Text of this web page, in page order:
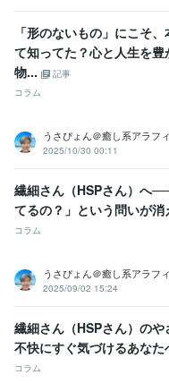
どんな時? ■【男性心理】
すのか？
■【男性心理】な
か？
■【男性心理】なぜ、
か?
■【男性心理】男の浮
【男性心理】男には2種類の
ぜ、男はすぐに女のやさし
資格・検定
上級心理カウンセラー
メンタル心理カウンセラー
普通自動車第一種運転免許
ビジネス・クリエイティ
WordPress:15年
その他ツール
☆人の話を親身に聞き、共感
☆明るく前向きな性格で周
☆人との繋がりを大切にし、
☆サークルやイベントの企画
☆常に「ワクワク」を大切
☆人を笑顔にするのが得意で
「形のないもの」にこそ
て知ってた？心と人生を
物...
記事
コラム
うさぴょん＠癒し系アラフ
2025/10/30 00:11
繊細さん（HSPさん）へ
てるの？」という問いが
コラム
うさぴょん＠癒し系アラフ
2025/09/02 15:24
繊細さん（HSPさん）の
不快にすぐ気づけるあなた
コラム